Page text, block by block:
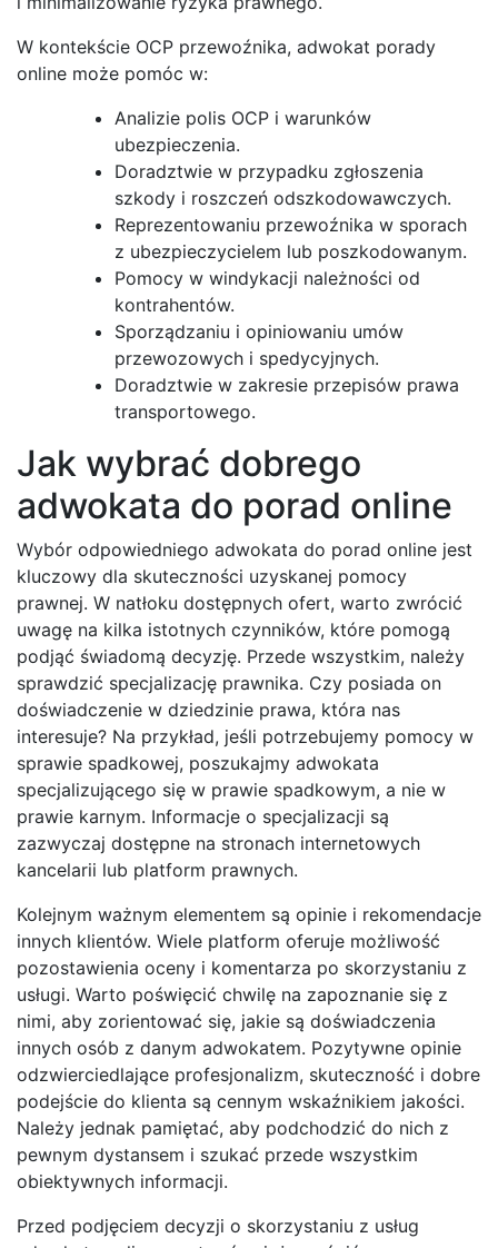
W kontekście OCP przewoźnika, adwokat porady
online może pomóc w:
Analizie polis OCP i warunków
ubezpieczenia.
Doradztwie w przypadku zgłoszenia
szkody i roszczeń odszkodowawczych.
Reprezentowaniu przewoźnika w sporach
z ubezpieczycielem lub poszkodowanym.
Pomocy w windykacji należności od
kontrahentów.
Sporządzaniu i opiniowaniu umów
przewozowych i spedycyjnych.
Doradztwie w zakresie przepisów prawa
transportowego.
Jak wybrać dobrego
adwokata do porad online
Wybór odpowiedniego adwokata do porad online jest
kluczowy dla skuteczności uzyskanej pomocy
prawnej. W natłoku dostępnych ofert, warto zwrócić
uwagę na kilka istotnych czynników, które pomogą
podjąć świadomą decyzję. Przede wszystkim, należy
sprawdzić specjalizację prawnika. Czy posiada on
doświadczenie w dziedzinie prawa, która nas
interesuje? Na przykład, jeśli potrzebujemy pomocy w
sprawie spadkowej, poszukajmy adwokata
specjalizującego się w prawie spadkowym, a nie w
prawie karnym. Informacje o specjalizacji są
zazwyczaj dostępne na stronach internetowych
kancelarii lub platform prawnych.
Kolejnym ważnym elementem są opinie i rekomendacje
innych klientów. Wiele platform oferuje możliwość
pozostawienia oceny i komentarza po skorzystaniu z
usługi. Warto poświęcić chwilę na zapoznanie się z
nimi, aby zorientować się, jakie są doświadczenia
innych osób z danym adwokatem. Pozytywne opinie
odzwierciedlające profesjonalizm, skuteczność i dobre
podejście do klienta są cennym wskaźnikiem jakości.
Należy jednak pamiętać, aby podchodzić do nich z
pewnym dystansem i szukać przede wszystkim
obiektywnych informacji.
Przed podjęciem decyzji o skorzystaniu z usług